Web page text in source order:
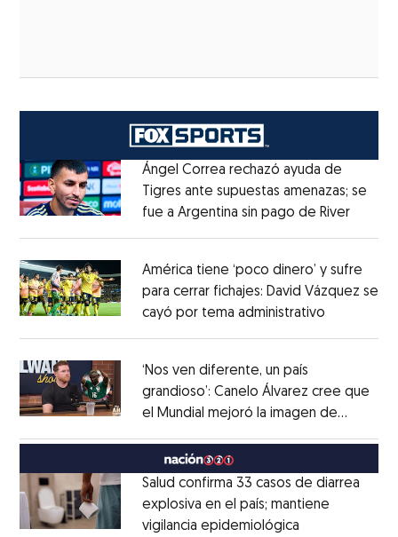
Ángel Correa rechazó ayuda de
Tigres ante supuestas amenazas; se
fue a Argentina sin pago de RiverOpens
América tiene ‘poco dinero’ y sufre
para cerrar fichajes: David Vázquez se
cayó por tema administrativo
‘Nos ven diferente, un país
grandioso’: Canelo Álvarez cree que
el Mundial mejoró la imagen de
Salud confirma 33 casos de diarrea
explosiva en el país; mantiene
vigilancia epidemiológica